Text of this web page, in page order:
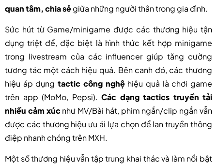
quan tâm, chia sẻgiữa những người thân trong gia đình.
Sức hút từ Game/minigame được các thương hiệu tận
dụng triệt để, đặc biệt là hình thức kết hợp minigame
trong livestream của các influencer giúp tăng cường
tương tác một cách hiệu quả. Bên canh đó, các thương
hiệu áp dụngtactic công nghệhiệu quả là chơi game
trên app (MoMo, Pepsi). Các dạng tactics truyền tải
nhiều cảm xúc như MV/Bài hát, phim ngắn/clip ngắn vẫn
được các thương hiệu ưu ái lựa chọn để lan truyền thông
điệp nhanh chóng trên MXH.
Một số thương hiệu vẫn tập trung khai thác và làm nổi bật